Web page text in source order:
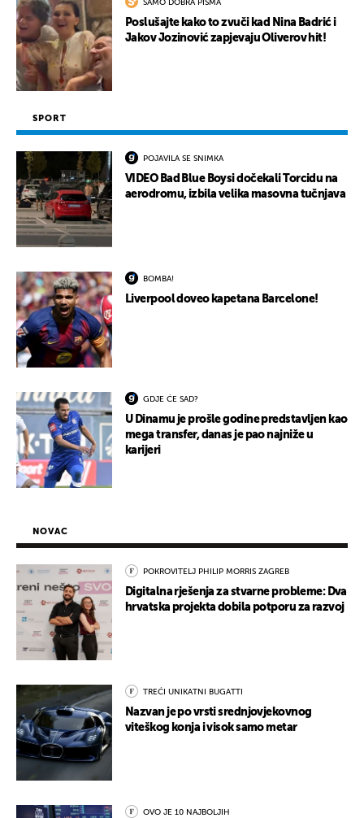
SAMO DOBRA PISMA
Poslušajte kako to zvuči kad Nina Badrić i
Jakov Jozinović zapjevaju Oliverov hit!
SPORT
POJAVILA SE SNIMKA
VIDEO Bad Blue Boysi dočekali Torcidu na
aerodromu, izbila velika masovna tučnjava
BOMBA!
Liverpool doveo kapetana Barcelone!
GDJE ĆE SAD?
U Dinamu je prošle godine predstavljen kao
mega transfer, danas je pao najniže u
karijeri
NOVAC
POKROVITELJ PHILIP MORRIS ZAGREB
Digitalna rješenja za stvarne probleme: Dva
hrvatska projekta dobila potporu za razvoj
TREĆI UNIKATNI BUGATTI
Nazvan je po vrsti srednjovjekovnog
viteškog konja i visok samo metar
OVO JE 10 NAJBOLJIH